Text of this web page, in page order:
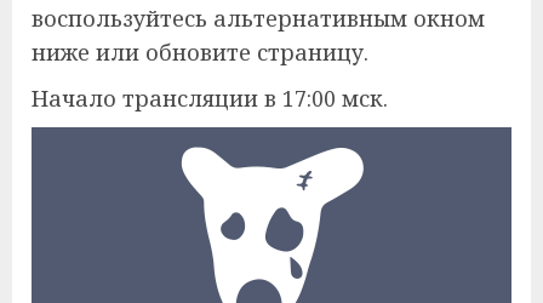
воспользуйтесь альтернативным окном
ниже или обновите страницу.
Начало трансляции в 17:00 мск.